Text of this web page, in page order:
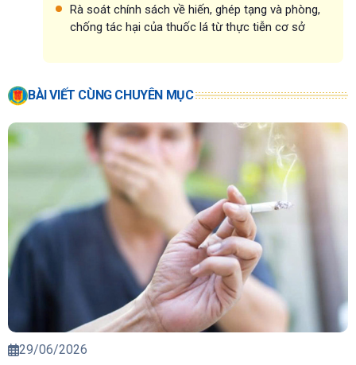
Rà soát chính sách về hiến, ghép tạng và phòng,
chống tác hại của thuốc lá từ thực tiễn cơ sở
BÀI VIẾT CÙNG CHUYÊN MỤC
29/06/2026